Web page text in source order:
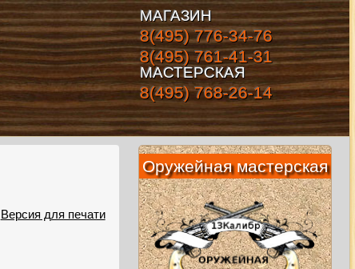
МАГАЗИН
8(495) 776-34-76
8(495) 761-41-31
МАСТЕРСКАЯ
8(495) 768-26-14
Версия для печати
Оружейная мастерская